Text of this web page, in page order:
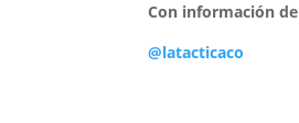
Con información
@latacticaco